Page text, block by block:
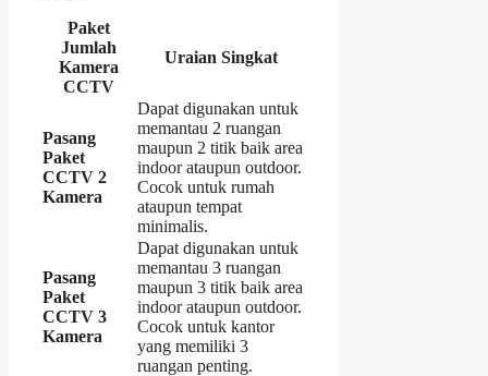
Paket
Jumlah
Kamera
CCTV
Uraian Singkat
Pasang
Paket
CCTV 2
Kamera
Dapat digunakan untuk
memantau 2 ruangan
maupun 2 titik baik area
indoor ataupun outdoor.
Cocok untuk rumah
ataupun tempat
minimalis.
Pasang
Paket
CCTV 3
Kamera
Dapat digunakan untuk
memantau 3 ruangan
maupun 3 titik baik area
indoor ataupun outdoor.
Cocok untuk kantor
yang memiliki 3
ruangan penting.